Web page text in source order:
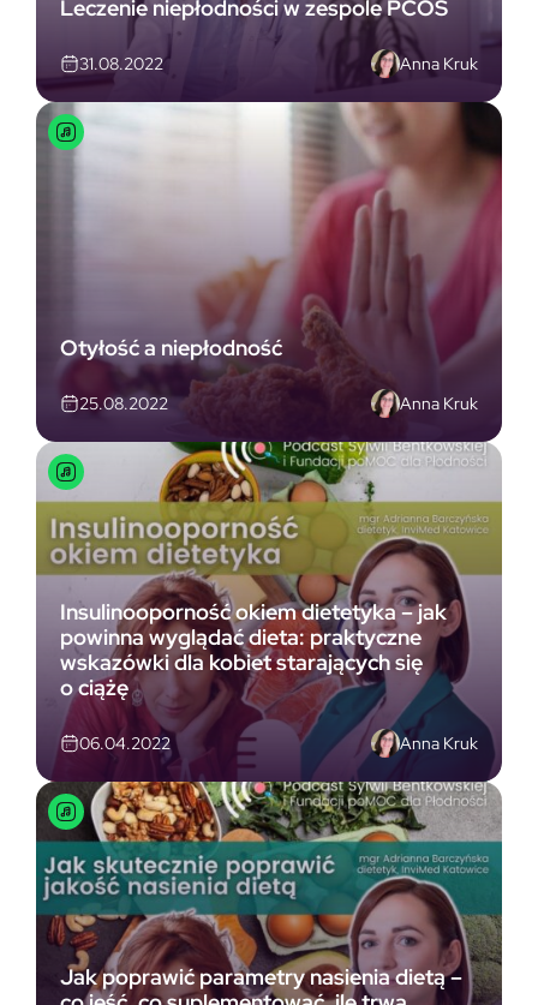
Leczenie niepłodności w zespole PCOS
31.08.2022 Anna Kruk
Otyłość a niepłodność
25.08.2022 Anna Kruk
Insulinooporność okiem dietetyka – jak
powinna wyglądać dieta: praktyczne
wskazówki dla kobiet starających się
o ciążę
06.04.2022 Anna Kruk
Jak poprawić parametry nasienia dietą –